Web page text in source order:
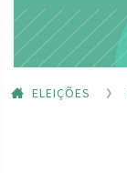
ELEIÇÕES